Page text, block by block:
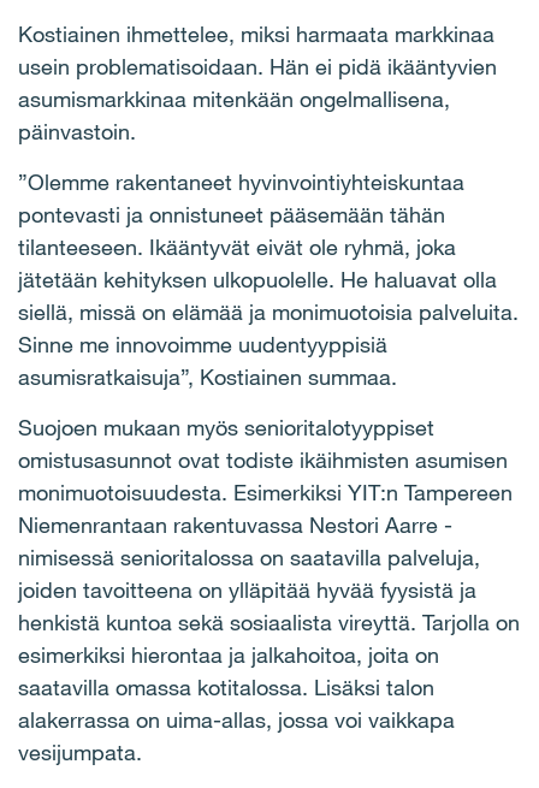
Kostiainen ihmettelee, miksi harmaata markkinaa
usein problematisoidaan. Hän ei pidä ikääntyvien
asumismarkkinaa mitenkään ongelmallisena,
päinvastoin.
”Olemme rakentaneet hyvinvointiyhteiskuntaa
pontevasti ja onnistuneet pääsemään tähän
tilanteeseen. Ikääntyvät eivät ole ryhmä, joka
jätetään kehityksen ulkopuolelle. He haluavat olla
siellä, missä on elämää ja monimuotoisia palveluita.
Sinne me innovoimme uudentyyppisiä
asumisratkaisuja”, Kostiainen summaa.
Suojoen mukaan myös senioritalotyyppiset
omistusasunnot ovat todiste ikäihmisten asumisen
monimuotoisuudesta. Esimerkiksi YIT:n Tampereen
Niemenrantaan rakentuvassa Nestori Aarre -
nimisessä senioritalossa on saatavilla palveluja,
joiden tavoitteena on ylläpitää hyvää fyysistä ja
henkistä kuntoa sekä sosiaalista vireyttä. Tarjolla on
esimerkiksi hierontaa ja jalkahoitoa, joita on
saatavilla omassa kotitalossa. Lisäksi talon
alakerrassa on uima-allas, jossa voi vaikkapa
vesijumpata.